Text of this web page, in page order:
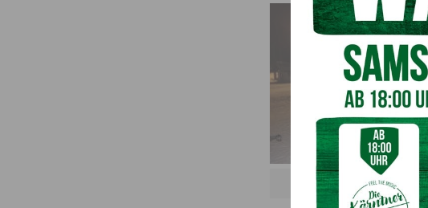
Gesamtsieger Boys